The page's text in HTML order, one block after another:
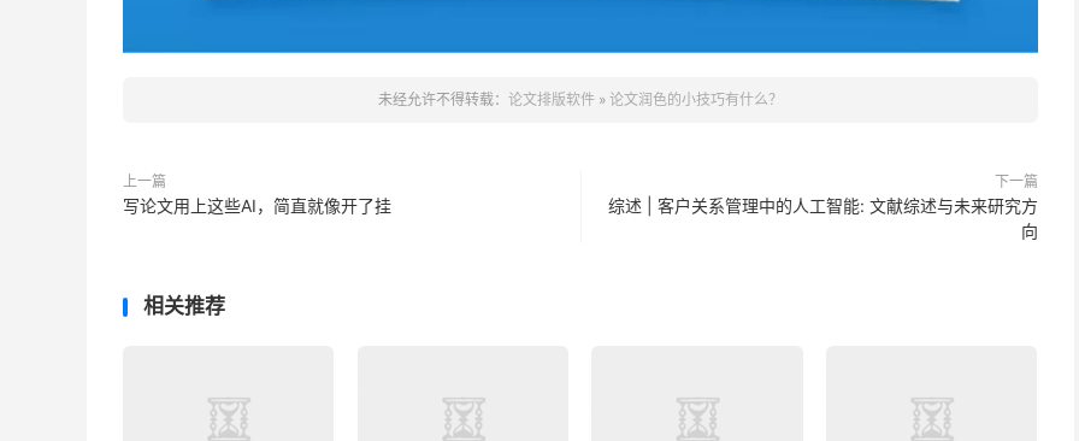
未经允许不得转载： 论文排版软件 » 论文润色的小技巧有什么？
上一篇
写论文用上这些AI，简直就像开了挂
下一篇
综述 | 客户关系管理中的人工智能: 文献综述与未来研究方
向
相关推荐